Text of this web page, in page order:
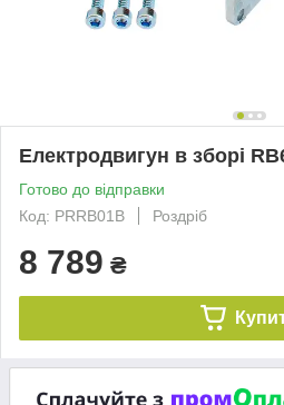
Електродвигун в зборі
Готово до відправки
Код: PRRB01B
Роздріб
8 789 ₴